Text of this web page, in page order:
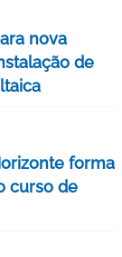
nova
de
forma
curso de